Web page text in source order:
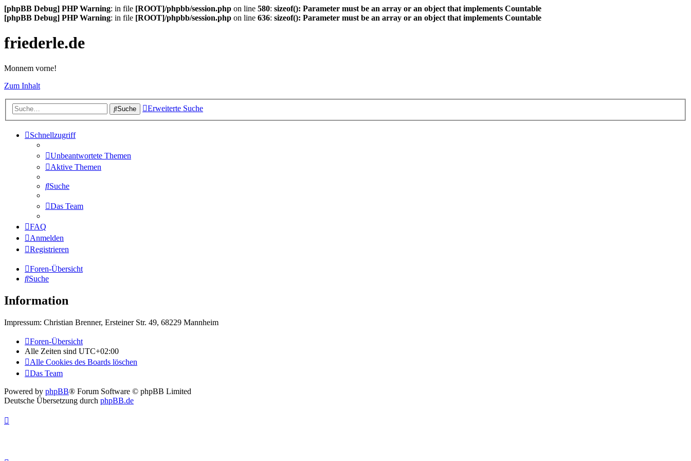
[phpBB Debug] PHP Warning: in file [ROOT]/phpbb/session.php on line 580: sizeof(): Parameter must be an array or an object that implements Countable
[phpBB Debug] PHP Warning: in file [ROOT]/phpbb/session.php on line 636: sizeof(): Parameter must be an array or an object that implements Countable
friederle.de
Monnem vorne!
Zum Inhalt
Suche Erweiterte Suche
Schnellzugriff
Unbeantwortete Themen
Aktive Themen
Suche
Das Team
FAQ
Anmelden
Registrieren
Foren-Übersicht
Suche
Information
Impressum: Christian Brenner, Ersteiner Str. 49, 68229 Mannheim
Foren-Übersicht
Alle Zeiten sind UTC+02:00
Alle Cookies des Boards löschen
Das Team
Powered by phpBB® Forum Software © phpBB Limited
Deutsche Übersetzung durch phpBB.de